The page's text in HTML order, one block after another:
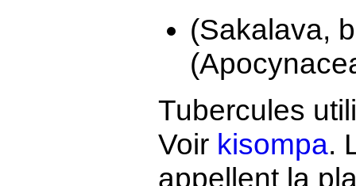
(Sakalava,
Tubercules
Voir kisompa.
appellent la